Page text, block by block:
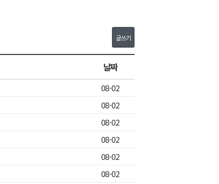
글쓰기
날짜
08-02
08-02
08-02
08-02
08-02
08-02